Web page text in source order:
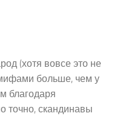
(хотя вовсе это не
больше, чем у
благодаря
точно, скандинавы